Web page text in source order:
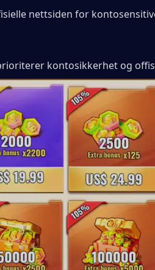
nettsiden for
kontosikkerhet og